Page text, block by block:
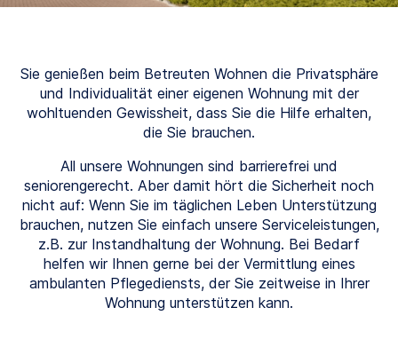
Sie genießen beim Betreuten Wohnen die Privatsphäre
und Individualität einer eigenen Wohnung mit der
wohltuenden Gewissheit, dass Sie die Hilfe erhalten,
die Sie brauchen.
All unsere Wohnungen sind barrierefrei und
seniorengerecht. Aber damit hört die Sicherheit noch
nicht auf: Wenn Sie im täglichen Leben Unterstützung
brauchen, nutzen Sie einfach unsere Serviceleistungen,
z.B. zur Instandhaltung der Wohnung. Bei Bedarf
helfen wir Ihnen gerne bei der Vermittlung eines
ambulanten Pflegediensts, der Sie zeitweise in Ihrer
Wohnung unterstützen kann.